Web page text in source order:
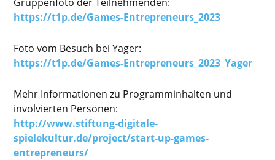
https://t1p.de/Games-Entrepreneurs_2023
Foto vom Besuch bei Yager:
https://t1p.de/Games-Entrepreneurs_2023_Yager
Mehr Informationen zu Programminhalten und
involvierten Personen:
http://www.stiftung-digitale-
spielekultur.de/project/start-up-games-
entrepreneurs/